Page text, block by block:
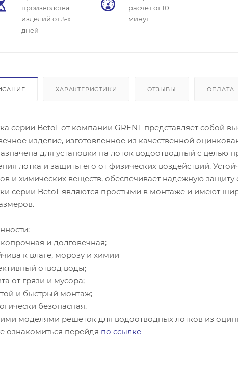
производства
изделий от 3-х
дней
расчет от 10
минут
ХАРАКТЕРИСТИКИ ОТЗЫВЫ ОПЛАТА
серии BetoT от компании GRENT представляет собой
изделие, изготовленное из качественной
для установки на лоток водоотводный с целью
лотка и защиты его от физических воздействий.
и химических веществ, обеспечивает надёжную защиту
серии BetoT являются простыми в монтаже и имеют
и долговечная;
к влаге, морозу и химии
отвод воды;
от грязи и мусора;
и быстрый монтаж;
безопасная.
моделями решеток для водоотводных лотков из
ознакомиться перейдя по ссылке